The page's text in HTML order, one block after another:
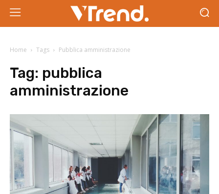
Home Tags Pubblica amministrazione
Tag: pubblica
amministrazione